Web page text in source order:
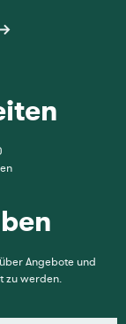
Angebote und
zu werden.